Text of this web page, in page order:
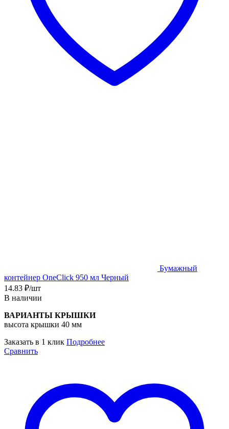
Бумажный
контейнер OneClick 950 мл Черный
14.83 ₽/шт
В наличии
ВАРИАНТЫ КРЫШКИ
высота крышки 40 мм
Заказать в 1 клик Подробнее
Сравнить